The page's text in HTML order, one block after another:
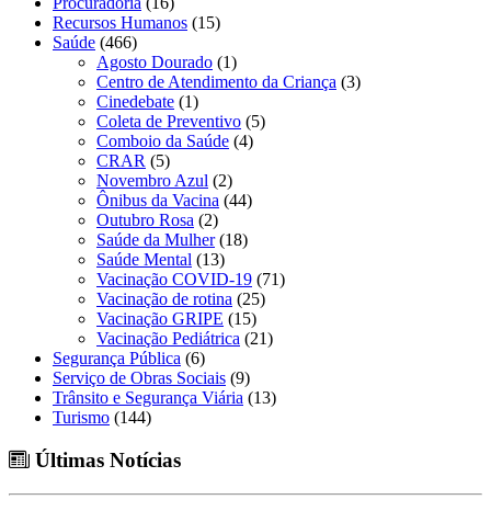
Recursos Humanos (15)
Saúde (466)
Agosto Dourado (1)
Centro de Atendimento da Criança (3)
Cinedebate (1)
Coleta de Preventivo (5)
Comboio da Saúde (4)
CRAR (5)
Novembro Azul (2)
Ônibus da Vacina (44)
Outubro Rosa (2)
Saúde da Mulher(18)
Saúde Mental (13)
Vacinação COVID-19 (71)
Vacinação de rotina (25)
Vacinação GRIPE (15)
Vacinação Pediátrica (21)
Segurança Pública (6)
Serviço de Obras Sociais (9)
Trânsito e Segurança Viária (13)
Turismo (144)
Últimas Notícias